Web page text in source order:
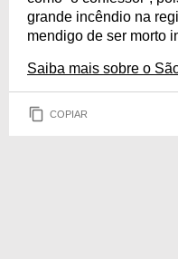
grande incêndio na
mendigo de ser morto
Saiba mais sobre o
COPIAR